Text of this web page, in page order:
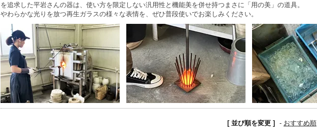
を追求した平岩さんの器は、使い方を限定しない汎用性と機能美を併せ持つまさに「用の美」の道具。
やわらかな光りを放つ再生ガラスの様々な表情を、ぜひ普段使いでお楽しみください。
[ 並び順を変更 ] - おすすめ順